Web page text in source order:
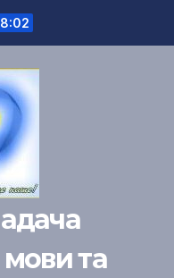
мови та